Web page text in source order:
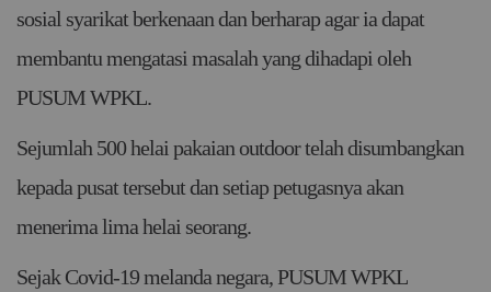
sosial syarikat berkenaan dan berharap agar ia dapat
membantu mengatasi masalah yang dihadapi oleh
PUSUM WPKL.
Sejumlah 500 helai pakaian outdoor telah disumbangkan
kepada pusat tersebut dan setiap petugasnya akan
menerima lima helai seorang.
Sejak Covid-19 melanda negara, PUSUM WPKL